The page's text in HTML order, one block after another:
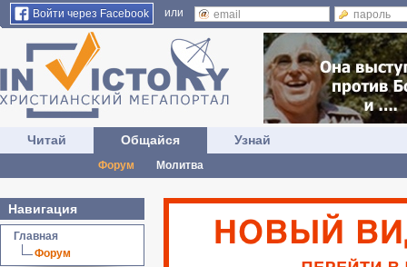
Войти через Facebook или
Читай Общайся
Форум Молитва
Узнай
Навигация
Главная
Форум